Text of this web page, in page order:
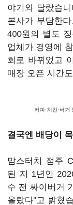
야기와 달랐습
본사가 부담한
400원의 별도
업체가 경영에
회로 바뀌었고
매장 오픈 시간
커피·치킨·버
결국엔 배당이
맘스터치 점주
된 지 1년인
수 전 싸이버거
올랐다"고 밝혔